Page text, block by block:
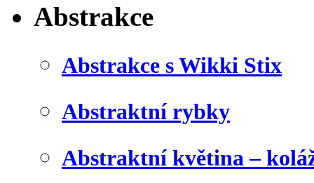
Abstrakce
Abstrakce s Wikki Stix
Abstraktní rybky
Abstraktní květina –